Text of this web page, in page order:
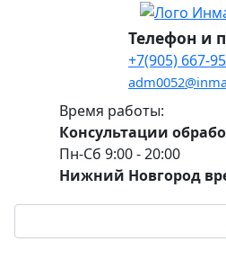
Телефон и
+7(905) 667-
Время работы:
Консультации
Пн-Сб 9:00 - 20:00
Нижний Новгород